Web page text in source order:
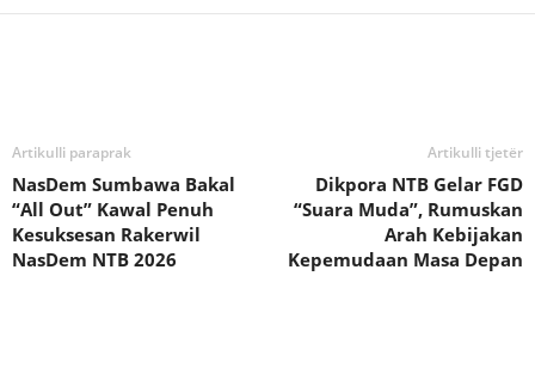
Artikulli paraprak
NasDem Sumbawa Bakal
“All Out” Kawal Penuh
Kesuksesan Rakerwil
NasDem NTB 2026
Artikulli tjetër
Dikpora NTB Gelar FGD
“Suara Muda”, Rumuskan
Arah Kebijakan
Kepemudaan Masa Depan